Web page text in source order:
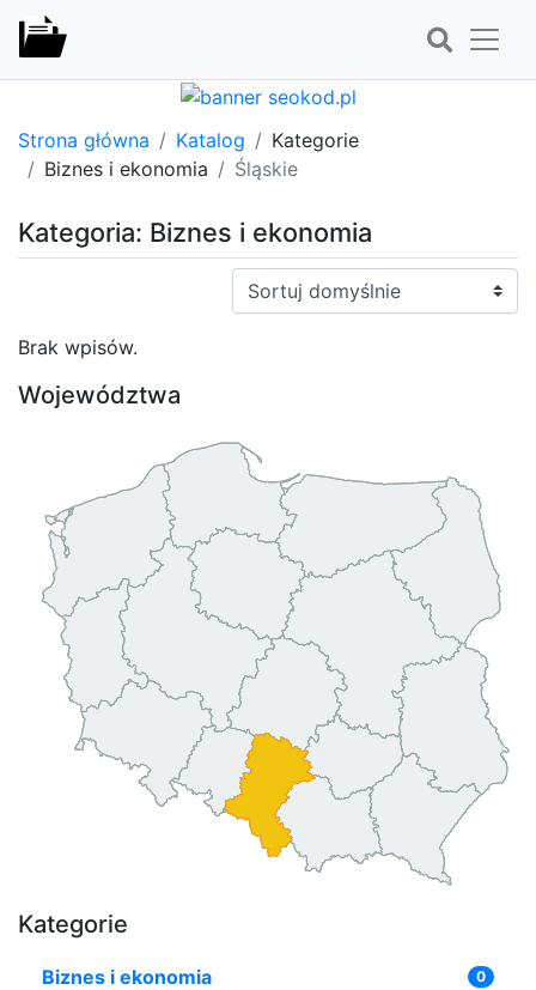
Strona główna Katalog
Kategorie
Biznes i ekonomia
Śląskie
Kategoria: Biznes i ekonomia
Sortuj:
Brak wpisów.
Województwa
Kategorie
Biznes i ekonomia 0